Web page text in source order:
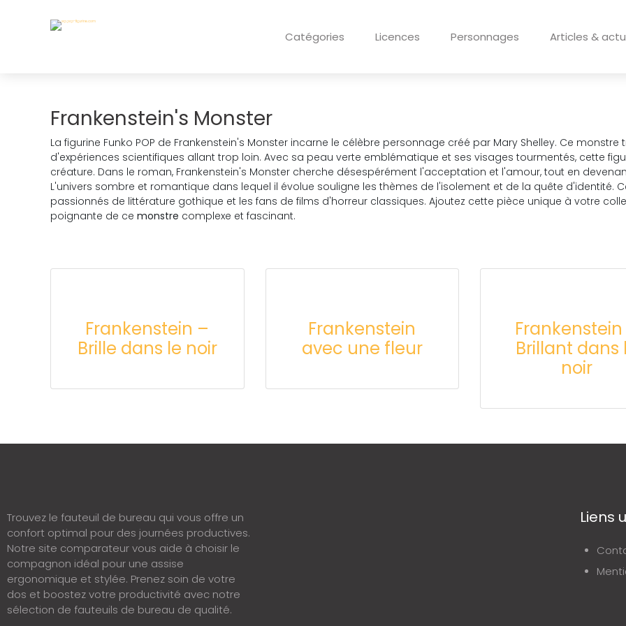
Catégories Licences Personnages Articles &
Frankenstein's Monster
La figurine Funko POP de Frankenstein's Monster incarne le célèbre personnage créé par Mary Shelley. Ce
d'expériences scientifiques allant trop loin. Avec sa peau verte emblématique et ses visages tourmentés, cette
créature. Dans le roman, Frankenstein's Monster cherche désespérément l'acceptation et l'amour, tout en
L'univers sombre et romantique dans lequel il évolue souligne les thèmes de l'isolement et de la quête d'identité.
passionnés de littérature gothique et les fans de films d'horreur classiques. Ajoutez cette pièce unique à votre
poignante de ce monstre complexe et fascinant.
Frankenstein –
Brille dans le noir
Frankenstein
avec une fleur
Brillant dans
noir
Trouvez le fauteuil de bureau qui vous offre un
confort optimal pour des journées productives.
Notre site comparateur vous aide à choisir le
compagnon idéal pour une assise
ergonomique et stylée. Prenez soin de votre
dos et boostez votre productivité avec notre
sélection de fauteuils de bureau de qualité.
Liens